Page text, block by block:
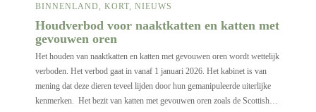
BINNENLAND, KORT, NIEUWS
Houdverbod voor naaktkatten en katten met
gevouwen oren
Het houden van naaktkatten en katten met gevouwen oren wordt wettelijk
verboden. Het verbod gaat in vanaf 1 januari 2026. Het kabinet is van
mening dat deze dieren teveel lijden door hun gemanipuleerde uiterlijke
kenmerken. Het bezit van katten met gevouwen oren zoals de Scottish…